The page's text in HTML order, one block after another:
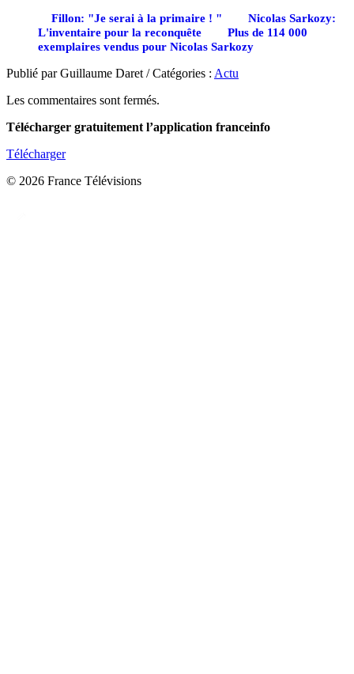
Fillon: "Je serai à la primaire ! "
Nicolas Sarkozy:
L'inventaire pour la reconquête
Plus de 114 000
exemplaires vendus pour Nicolas Sarkozy
Publié par Guillaume Daret / Catégories : Actu
Les commentaires sont fermés.
Télécharger gratuitement l’application franceinfo
Télécharger
© 2026 France Télévisions